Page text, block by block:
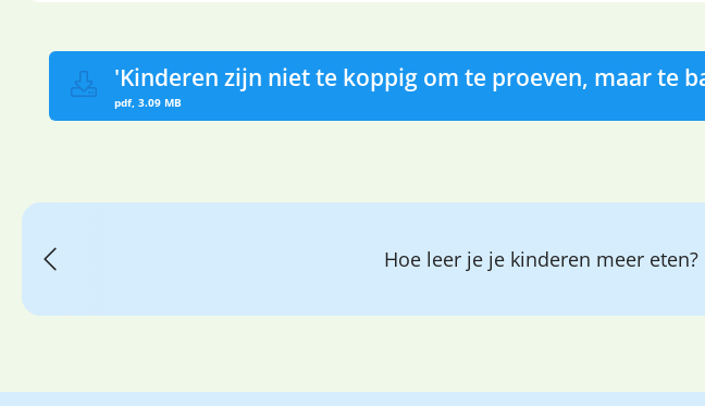
'Kinderen zijn niet te koppig om te proeven, maar te
pdf, 3.09 MB
Hoe leer je je kinderen meer eten?